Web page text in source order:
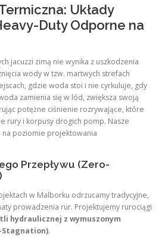
Układy
Duty Odporne na
jacuzzi zimą nie wynika z uszkodzenia
wody w tzw. martwych strefach
gdzie woda stoi i nie cyrkuluje, gdy
zamienia się w lód, zwiększa swoją
potężne ciśnienie rozrywające, które
rury i korpusy drogich pomp. Nasze
na poziomie projektowania
Przepływu (Zero-
w Malborku odrzucamy tradycyjne,
prowadzenia rur. Projektujemy rurociągi
hydraulicznej z wymuszonym
Stagnation).